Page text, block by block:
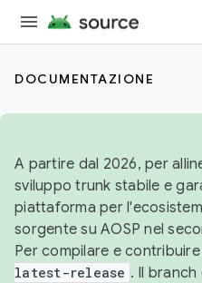
DOCUMENTAZIONE
A partire dal 2026, per
sviluppo trunk stabile e
piattaforma per
sorgente su AOSP nel
Per compilare e contribuire
latest-release . Il